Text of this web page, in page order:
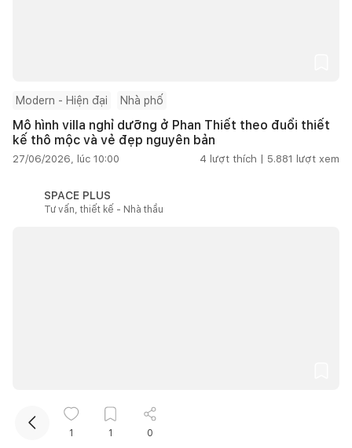
Modern - Hiện đại Nhà phố
Mô hình villa nghỉ dưỡng ở Phan Thiết theo đuổi thiết
kế thô mộc và vẻ đẹp nguyên bản
27/06/2026, lúc 10:00 4 lượt thích | 5.881 lượt xem
SPACE PLUS
Tư vấn, thiết kế - Nhà thầu
Từ 100m2 đến 200m2
Nhà Đạ Huoai ở Lâm Đồng đưa ký ức gia đình vào
1 1 0